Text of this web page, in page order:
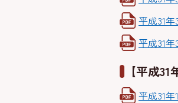
平成31
平成31
【平成
平成31